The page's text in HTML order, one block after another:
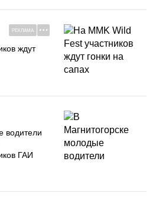
РЕКЛАМА
ждут
водители
ГАИ